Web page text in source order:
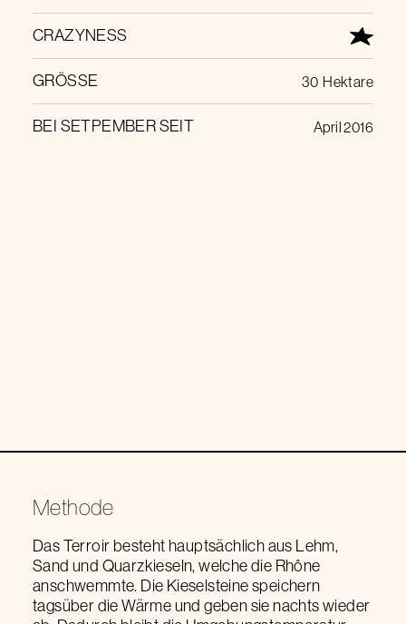
CRAZYNESS
GRÖSSE 30 Hektare
BEI SETPEMBER SEIT April 2016
Methode
Das Terroir besteht hauptsächlich aus Lehm,
Sand und Quarzkieseln, welche die Rhône
anschwemmte. Die Kieselsteine speichern
tagsüber die Wärme und geben sie nachts wieder